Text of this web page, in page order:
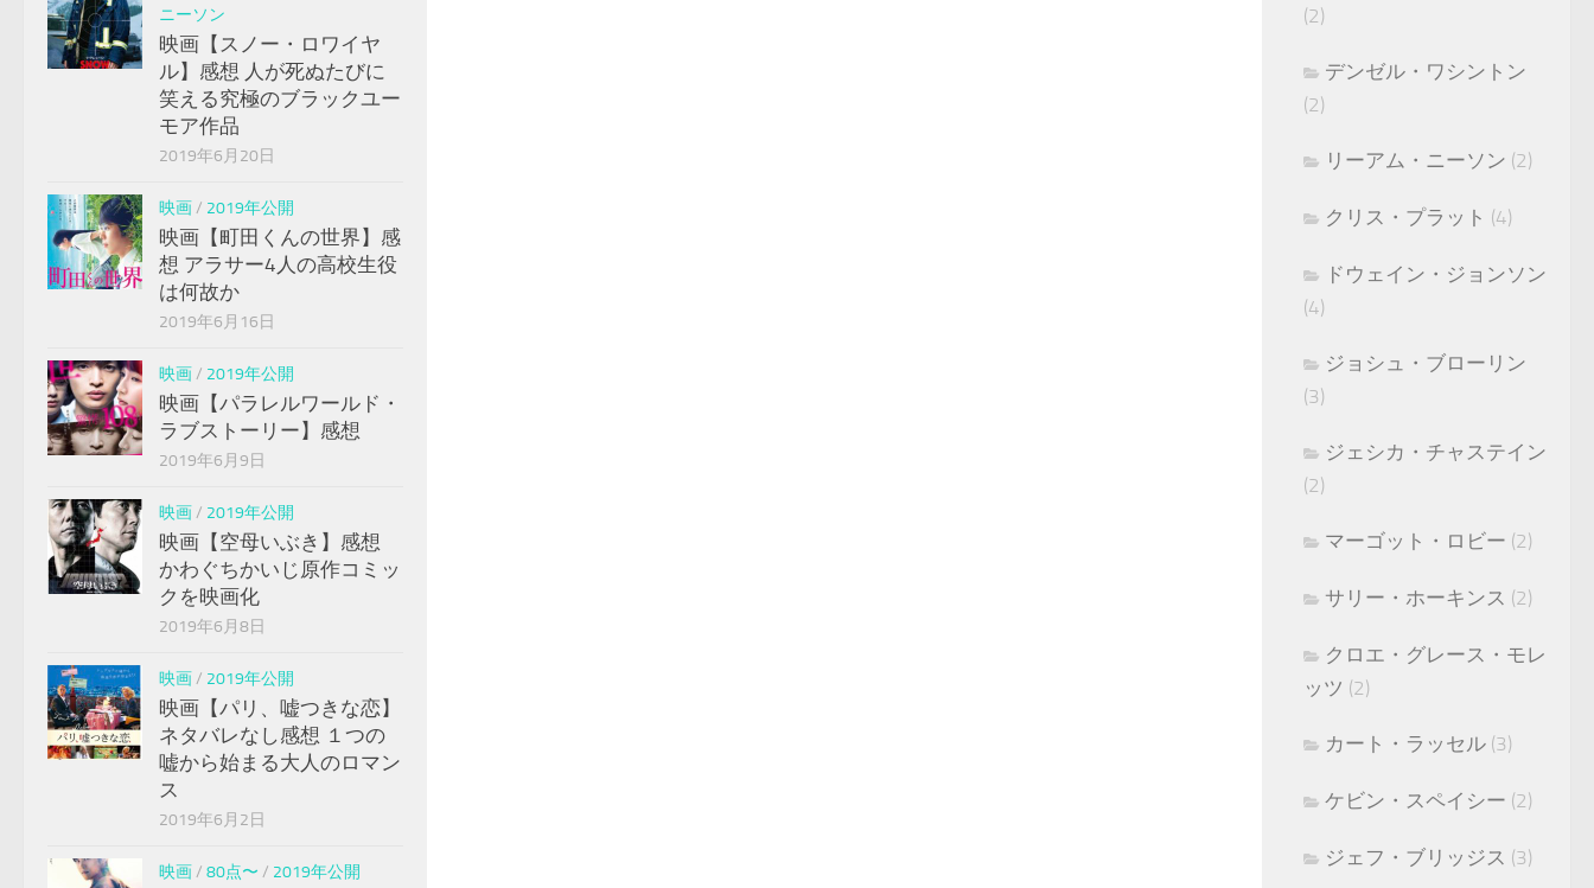
ニーソン
映画【スノー・ロワイヤ
ル】感想 人が死ぬたびに
笑える究極のブラックユー
モア作品
2019年6月20日
映画/ 2019年公開
映画【町田くんの世界】感
想 アラサー4人の高校生役
は何故か
2019年6月16日
映画/ 2019年公開
映画【パラレルワールド・
ラブストーリー】感想
2019年6月9日
映画/ 2019年公開
映画【空母いぶき】感想
かわぐちかいじ原作コミッ
クを映画化
2019年6月8日
映画/ 2019年公開
映画【パリ、嘘つきな恋】
ネタバレなし感想 １つの
嘘から始まる大人のロマン
ス
2019年6月2日
映画/ 80点〜 / 2019年公開
(2)
デンゼル・ワシントン
(2)
リーアム・ニーソン (2)
クリス・プラット (4)
ドウェイン・ジョンソン
(4)
ジョシュ・ブローリン
(3)
ジェシカ・チャステイン
(2)
マーゴット・ロビー (2)
サリー・ホーキンス (2)
クロエ・グレース・モレ
ッツ (2)
カート・ラッセル (3)
ケビン・スペイシー (2)
ジェフ・ブリッジス (3)